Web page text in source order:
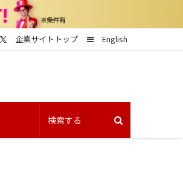
English
Sidebar
企業サイトトップ